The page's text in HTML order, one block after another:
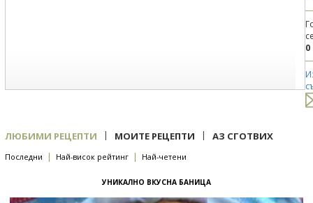
0
ЛЮБИМИ РЕЦЕПТИ | МОИТЕ РЕЦЕПТИ | АЗ СГОТВИХ
Последни | Най-висок рейтинг | Най-четени
УНИКАЛНО ВКУСНА БАНИЦА